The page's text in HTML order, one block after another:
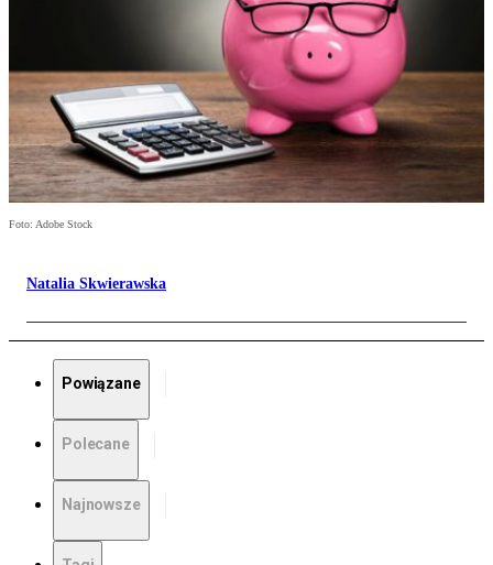
Foto: Adobe Stock
Natalia Skwierawska
Powiązane
Polecane
Najnowsze